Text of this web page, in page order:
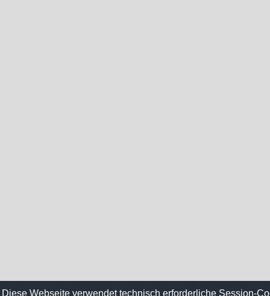
Diese Webseite verwendet technisch erforderliche Session-